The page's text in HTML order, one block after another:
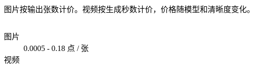
图片按输出张数计价。视频按生成秒数计价，价格随模型和清晰度变化。
图片
0.0005 - 0.18 点 / 张
视频